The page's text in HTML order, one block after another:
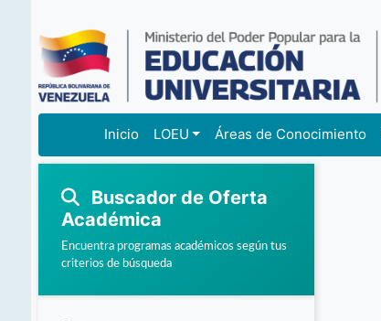
Inicio LOEU Áreas de Conocimiento
Buscador de Oferta
Académica
Encuentra programas académicos según tus
criterios de búsqueda